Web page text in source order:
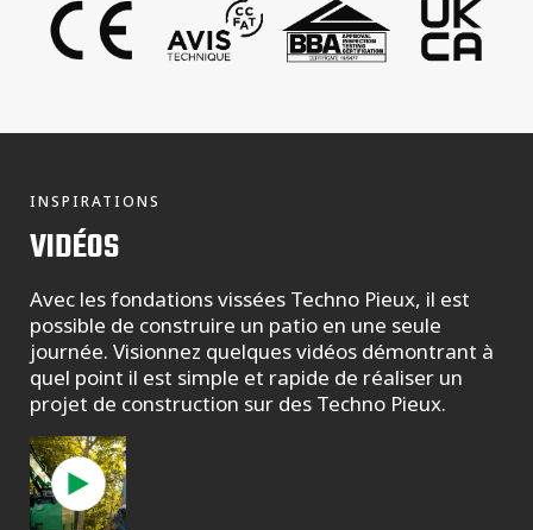
INSPIRATIONS
VIDÉOS
Avec les fondations vissées Techno Pieux, il est
possible de construire un patio en une seule
journée. Visionnez quelques vidéos démontrant à
quel point il est simple et rapide de réaliser un
projet de construction sur des Techno Pieux.